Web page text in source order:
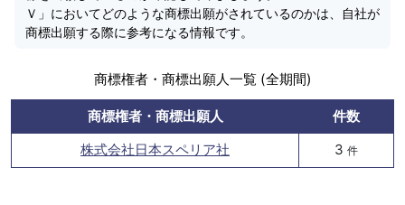
Ｖ」においてどのような商標出願がされているのかは、自社が
商標出願する際に参考になる情報です。
商標権者・商標出願人一覧 (全期間)
商標権者・商標出願人
件数
株式会社日本スペリア社
3 件